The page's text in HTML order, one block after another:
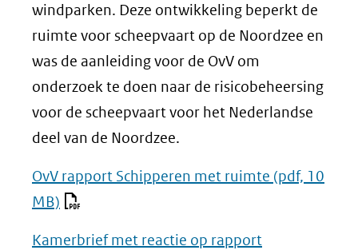
windparken. Deze ontwikkeling beperkt de
ruimte voor scheepvaart op de Noordzee en
was de aanleiding voor de OvV om
onderzoek te doen naar de risicobeheersing
voor de scheepvaart voor het Nederlandse
deel van de Noordzee.
OvV rapport Schipperen met ruimte (pdf, 10
MB)
Kamerbrief met reactie op rapport